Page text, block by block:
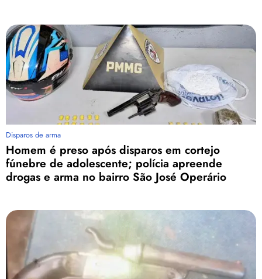
Disparos de arma
Homem é preso após disparos em cortejo
fúnebre de adolescente; polícia apreende
drogas e arma no bairro São José Operário